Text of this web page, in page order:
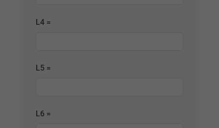
L4 =
L5 =
L6 =